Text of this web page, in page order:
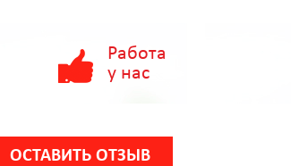
Работа
у нас
ОСТАВИТЬ ОТЗЫВ